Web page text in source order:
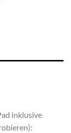
inklusive